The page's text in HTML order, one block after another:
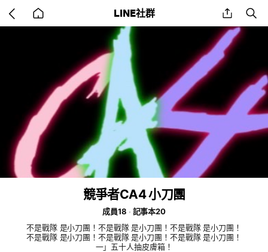
back
to
LINE社群 share
競爭者CA4 小刀團
成員18
記事本20
不是戰隊 是小刀團！不是戰隊 是小刀團！不是戰隊 是小刀團！
不是戰隊 是小刀團！不是戰隊 是小刀團！不是戰隊 是小刀團！
一」五十人抽皮膚箱！